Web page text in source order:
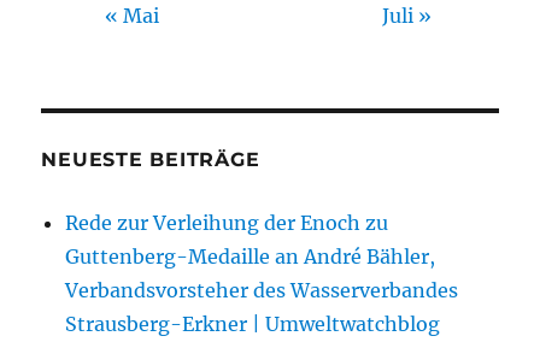
« Mai Juli »
NEUESTE BEITRÄGE
Rede zur Verleihung der Enoch zu
Guttenberg-Medaille an André Bähler,
Verbandsvorsteher des Wasserverbandes
Strausberg-Erkner | Umweltwatchblog